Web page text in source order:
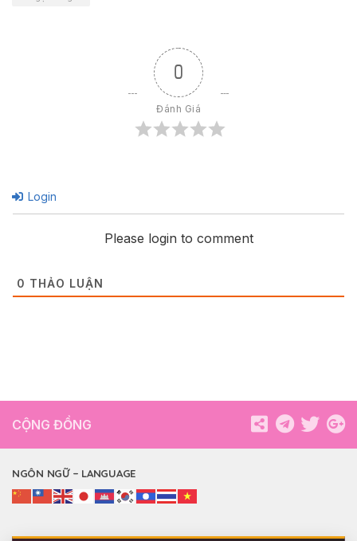
0
Đánh Giá
Login
Please login to comment
0 THẢO LUẬN
CỘNG ĐỒNG
NGÔN NGỮ – LANGUAGE